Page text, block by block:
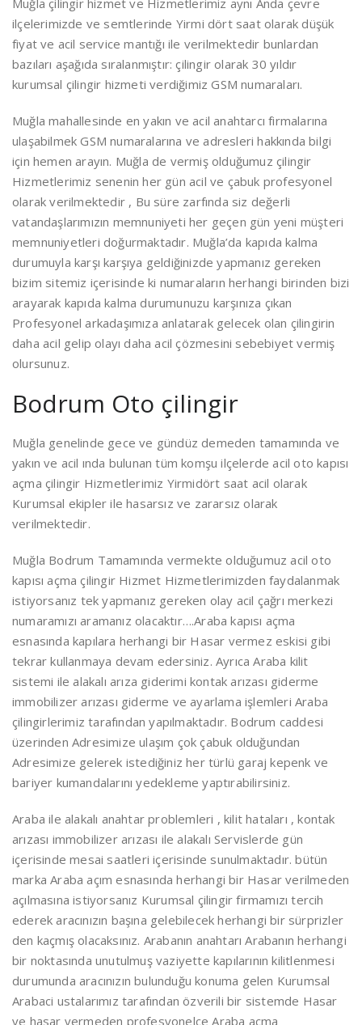
Muğla çilingir hizmet ve Hizmetlerimiz aynı Anda çevre
ilçelerimizde ve semtlerinde Yirmi dört saat olarak düşük
fiyat ve acil service mantığı ile verilmektedir bunlardan
bazıları aşağıda sıralanmıştır: çilingir olarak 30 yıldır
kurumsal çilingir hizmeti verdiğimiz GSM numaraları.
Muğla mahallesinde en yakın ve acil anahtarcı firmalarına
ulaşabilmek GSM numaralarına ve adresleri hakkında bilgi
için hemen arayın. Muğla de vermiş olduğumuz çilingir
Hizmetlerimiz senenin her gün acil ve çabuk profesyonel
olarak verilmektedir , Bu süre zarfında siz değerli
vatandaşlarımızın memnuniyeti her geçen gün yeni müşteri
memnuniyetleri doğurmaktadır. Muğla’da kapıda kalma
durumuyla karşı karşıya geldiğinizde yapmanız gereken
bizim sitemiz içerisinde ki numaraların herhangi birinden bizi
arayarak kapıda kalma durumunuzu karşınıza çıkan
Profesyonel arkadaşımıza anlatarak gelecek olan çilingirin
daha acil gelip olayı daha acil çözmesini sebebiyet vermiş
olursunuz.
Bodrum Oto çilingir
Muğla genelinde gece ve gündüz demeden tamamında ve
yakın ve acil ında bulunan tüm komşu ilçelerde acil oto kapısı
açma çilingir Hizmetlerimiz Yirmidört saat acil olarak
Kurumsal ekipler ile hasarsız ve zararsız olarak
verilmektedir.
Muğla Bodrum Tamamında vermekte olduğumuz acil oto
kapısı açma çilingir Hizmet Hizmetlerimizden faydalanmak
istiyorsanız tek yapmanız gereken olay acil çağrı merkezi
numaramızı aramanız olacaktır….Araba kapısı açma
esnasında kapılara herhangi bir Hasar vermez eskisi gibi
tekrar kullanmaya devam edersiniz. Ayrıca Araba kilit
sistemi ile alakalı arıza giderimi kontak arızası giderme
immobilizer arızası giderme ve ayarlama işlemleri Araba
çilingirlerimiz tarafından yapılmaktadır. Bodrum caddesi
üzerinden Adresimize ulaşım çok çabuk olduğundan
Adresimize gelerek istediğiniz her türlü garaj kepenk ve
bariyer kumandalarını yedekleme yaptırabilirsiniz.
Araba ile alakalı anahtar problemleri , kilit hataları , kontak
arızası immobilizer arızası ile alakalı Servislerde gün
içerisinde mesai saatleri içerisinde sunulmaktadır. bütün
marka Araba açım esnasında herhangi bir Hasar verilmeden
açılmasına istiyorsanız Kurumsal çilingir firmamızı tercih
ederek aracınızın başına gelebilecek herhangi bir sürprizler
den kaçmış olacaksınız. Arabanın anahtarı Arabanın herhangi
bir noktasında unutulmuş vaziyette kapılarının kilitlenmesi
durumunda aracınızın bulunduğu konuma gelen Kurumsal
Arabaci ustalarımız tarafından özverili bir sistemde Hasar
ve hasar vermeden profesyonelce Araba açma